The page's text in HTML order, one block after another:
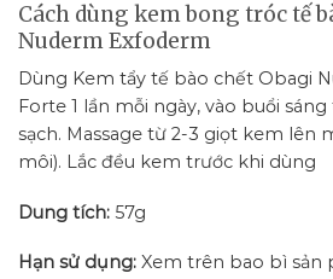
Cách dùng kem bong tróc tế
Nuderm Exfoderm
Dùng Kem tẩy tế bào chết Obagi
Forte 1 lần mỗi ngày, vào buổi
sạch. Massage từ 2-3 giọt kem lên
môi). Lắc đều kem trước khi dùng
Dung tích: 57g
Hạn sử dụng: Xem trên bao bì sản